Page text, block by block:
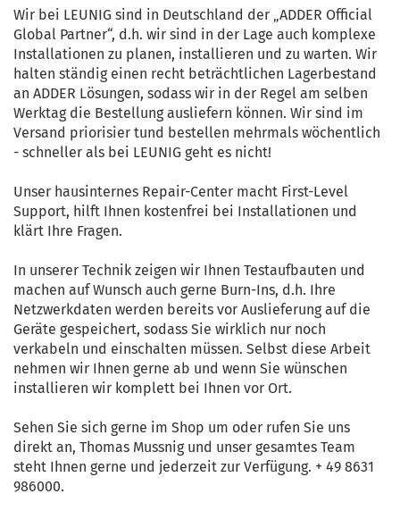
Wir bei LEUNIG sind in Deutschland der „ADDER Official
Global Partner“, d.h. wir sind in der Lage auch komplexe
Installationen zu planen, installieren und zu warten. Wir
halten ständig einen recht beträchtlichen Lagerbestand
an ADDER Lösungen, sodass wir in der Regel am selben
Werktag die Bestellung ausliefern können. Wir sind im
Versand priorisier tund bestellen mehrmals wöchentlich
- schneller als bei LEUNIG geht es nicht!
Unser hausinternes Repair-Center macht First-Level
Support, hilft Ihnen kostenfrei bei Installationen und
klärt Ihre Fragen.
In unserer Technik zeigen wir Ihnen Testaufbauten und
machen auf Wunsch auch gerne Burn-Ins, d.h. Ihre
Netzwerkdaten werden bereits vor Auslieferung auf die
Geräte gespeichert, sodass Sie wirklich nur noch
verkabeln und einschalten müssen. Selbst diese Arbeit
nehmen wir Ihnen gerne ab und wenn Sie wünschen
installieren wir komplett bei Ihnen vor Ort.
Sehen Sie sich gerne im Shop um oder rufen Sie uns
direkt an, Thomas Mussnig und unser gesamtes Team
steht Ihnen gerne und jederzeit zur Verfügung. + 49 8631
986000.